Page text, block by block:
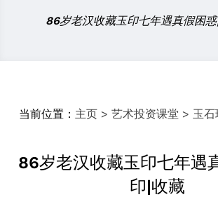
86岁老汉收藏玉印七年遇真假困
当前位置： 主页 > 艺术投资课堂 > 玉
86岁老汉收藏玉印七年遇
印|收藏